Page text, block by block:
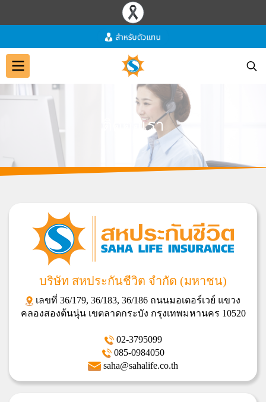
อเรา
บริษัท สหประกันชีวิต จำกัด (มหาชน)
เลขที่ 36/179, 36/183, 36/186 ถนนมอเตอร์เวย์ แขวง
คลองสองต้นนุ่น เขตลาดกระบัง กรุงเทพมหานคร 10520
02-3795099
085-0984050
saha@sahalife.co.th